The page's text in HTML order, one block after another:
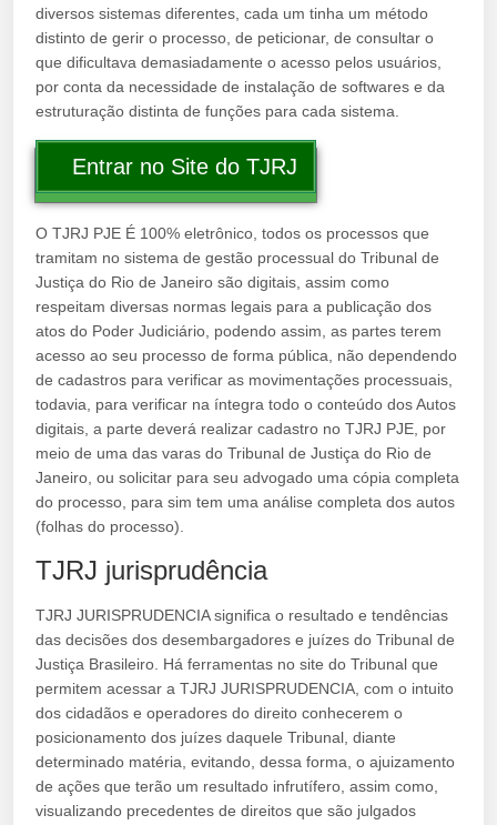
diversos sistemas diferentes, cada um tinha um método
distinto de gerir o processo, de peticionar, de consultar o
que dificultava demasiadamente o acesso pelos usuários,
por conta da necessidade de instalação de softwares e da
estruturação distinta de funções para cada sistema.
Entrar no Site do TJRJ
O TJRJ PJE É 100% eletrônico, todos os processos que
tramitam no sistema de gestão processual do Tribunal de
Justiça do Rio de Janeiro são digitais, assim como
respeitam diversas normas legais para a publicação dos
atos do Poder Judiciário, podendo assim, as partes terem
acesso ao seu processo de forma pública, não dependendo
de cadastros para verificar as movimentações processuais,
todavia, para verificar na íntegra todo o conteúdo dos Autos
digitais, a parte deverá realizar cadastro no TJRJ PJE, por
meio de uma das varas do Tribunal de Justiça do Rio de
Janeiro, ou solicitar para seu advogado uma cópia completa
do processo, para sim tem uma análise completa dos autos
(folhas do processo).
TJRJ jurisprudência
TJRJ JURISPRUDENCIA significa o resultado e tendências
das decisões dos desembargadores e juízes do Tribunal de
Justiça Brasileiro. Há ferramentas no site do Tribunal que
permitem acessar a TJRJ JURISPRUDENCIA, com o intuito
dos cidadãos e operadores do direito conhecerem o
posicionamento dos juízes daquele Tribunal, diante
determinado matéria, evitando, dessa forma, o ajuizamento
de ações que terão um resultado infrutífero, assim como,
visualizando precedentes de direitos que são julgados